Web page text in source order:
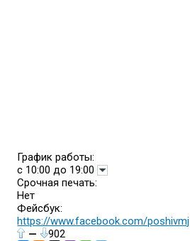
График работы:
с 10:00 до 19:00
Срочная печать:
Нет
Фейсбук:
https://www.facebook.com/poshivmj
—
902